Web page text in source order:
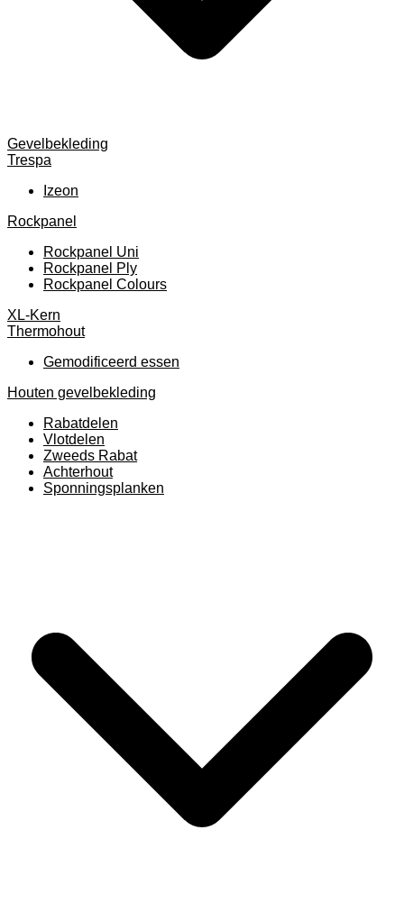
Gevelbekleding
Trespa
Izeon
Rockpanel
Rockpanel Uni
Rockpanel Ply
Rockpanel Colours
XL-Kern
Thermohout
Gemodificeerd essen
Houten gevelbekleding
Rabatdelen
Vlotdelen
Zweeds Rabat
Achterhout
Sponningsplanken